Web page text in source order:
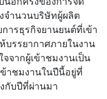
จำนวนบริษัทผู้ผลิต
ารธุรกิจยานยนต์ที่เข้า
บรรยากาศภายในงาน
จากผู้เข้าชมงานเป็น
าชมงานในปีนี้อยู่ที่
กับปีที่ผ่านมา